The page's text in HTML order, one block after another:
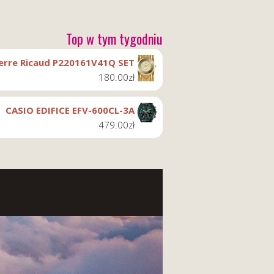
Top w tym tygodniu
Ricaud P220161V41Q SET
180.00zł
CASIO EDIFICE EFV-600CL-3A
479.00zł